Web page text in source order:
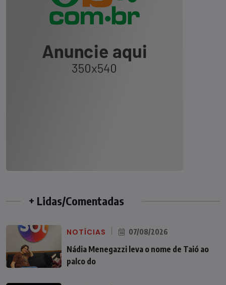
+ Lidas/Comentadas
NOTÍCIAS 07/08/2026
Nádia Menegazzi leva o nome de Taió ao
palco do